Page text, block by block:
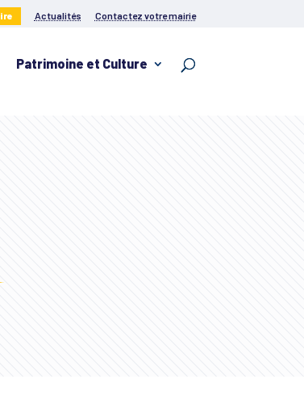
Actualités Contactez votre mairie
Patrimoine et Culture